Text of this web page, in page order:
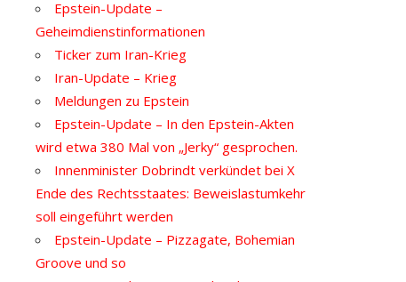
Epstein-Update –
Geheimdienstinformationen
Ticker zum Iran-Krieg
Iran-Update – Krieg
Meldungen zu Epstein
Epstein-Update – In den Epstein-Akten
wird etwa 380 Mal von „Jerky“ gesprochen.
Innenminister Dobrindt verkündet bei X
Ende des Rechtsstaates: Beweislastumkehr
soll eingeführt werden
Epstein-Update – Pizzagate, Bohemian
Groove und so